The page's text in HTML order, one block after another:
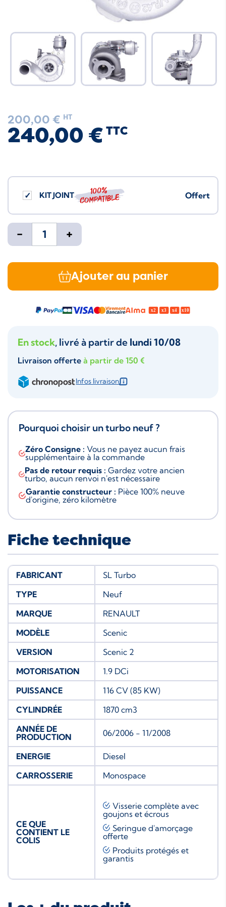
200,00 € HT
240,00 € TTC
KIT JOINT 100%
compatible Offert
- +
Ajouter au panier
En stock, livré à partir de lundi 10/08
Livraison offerte à partir de 150 €
Infos livraison
Pourquoi choisir un turbo neuf ?
Zéro Consigne : Vous ne payez aucun frais
supplémentaire à la commande
Pas de retour requis : Gardez votre ancien
turbo, aucun renvoi n'est nécessaire
Garantie constructeur : Pièce 100% neuve
d'origine, zéro kilomètre
Fiche technique
FABRICANT
SL Turbo
TYPE
Neuf
MARQUE
RENAULT
MODÈLE
Scenic
VERSION
Scenic 2
MOTORISATION
1.9 DCi
PUISSANCE
116 CV (85 KW)
CYLINDRÉE
1870 cm3
ANNÉE DE
PRODUCTION
06/2006 - 11/2008
ENERGIE
Diesel
CARROSSERIE
Monospace
CE QUE
CONTIENT LE
COLIS
Visserie complète avec
goujons et écrous
Seringue d'amorçage
offerte
Produits protégés et
garantis